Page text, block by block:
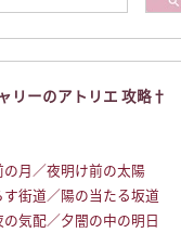
リーのアトリエ 攻略
月／夜明け前の太陽
す街道／陽の当たる坂道
の気配／夕闇の中の明日